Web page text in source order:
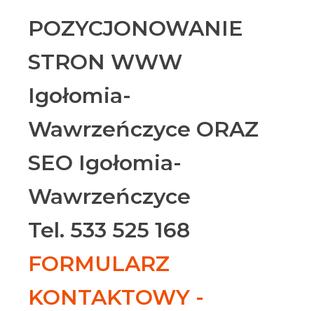
POZYCJONOWANIE
STRON WWW
Igołomia-
Wawrzeńczyce ORAZ
SEO Igołomia-
Wawrzeńczyce
Tel. 533 525 168
FORMULARZ
KONTAKTOWY -